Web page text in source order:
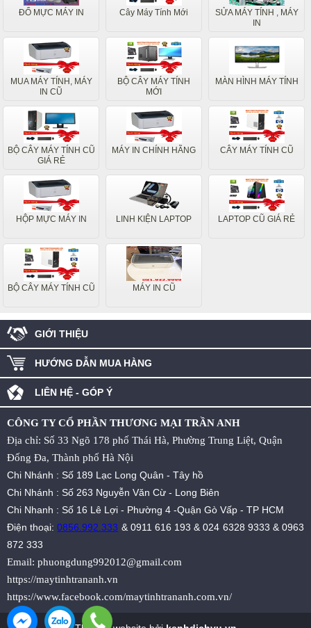
ĐỔ MỰC MÁY IN Cây Máy Tính Mới
SỬA MÁY TÍNH , MÁY
IN
MUA MÁY TÍNH, MÁY
IN CŨ
BỘ CÂY MÁY TÍNH
MỚI
MÀN HÌNH MÁY TÍNH
BỘ CÂY MÁY TÍNH CŨ
GIÁ RẺ
MÁY IN CHÍNH HÃNG CÂY MÁY TÍNH CŨ
HỘP MỰC MÁY IN LINH KIỆN LAPTOP LAPTOP CŨ GIÁ RẺ
BỘ CÂY MÁY TÍNH CŨ MÁY IN CŨ
GIỚI THIỆU
HƯỚNG DẪN MUA HÀNG
LIÊN HỆ - GÓP Ý
CÔNG TY CỔ PHẦN THƯƠNG MẠI TRẦN ANH
Địa chỉ: Số 33 Ngõ 178 phố Thái Hà, Phường Trung Liệt, Quận
Đống Đa, Thành phố Hà Nội
Chi Nhánh : Số 189 Lạc Long Quân - Tây hồ
Chi Nhánh : Số 263 Nguyễn Văn Cừ - Long Biên
Chi Nhanh : Số 16 Lê Lợi - Phường 4 -Quận Gò Vấp - TP HCM
Điện thoại:0856.992.333 & 0911 616 193 &024 6328 9333 &0963
872 333
Email: phuongdung992012@gmail.com
https://maytinhtrananh.vn
https://www.facebook.com/maytinhtrananh.com.vn/